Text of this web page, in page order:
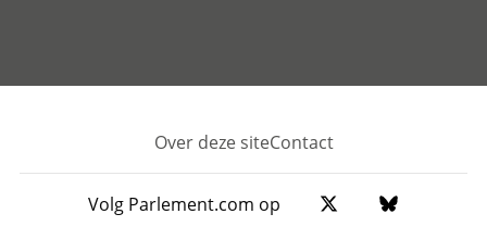
Footer
Over deze siteContact
Volg Parlement.com op